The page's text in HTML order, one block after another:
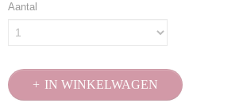
Aantal
IN WINKELWAGEN